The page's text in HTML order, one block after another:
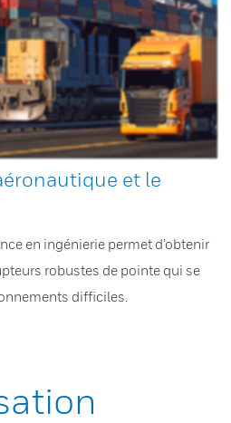
et le
en ingénierie permet d’obtenir
robustes de pointe qui se
difficiles.